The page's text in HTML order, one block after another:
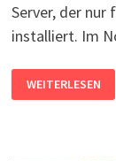
Server, der nur
installiert. Im
ZUGRIFFSRECHTE
FÜR
ORDNER-
WEITERLESEN